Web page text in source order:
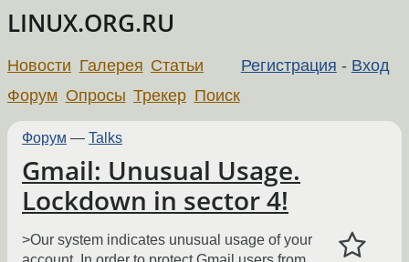
LINUX.ORG.RU
Регистрация - Вход
Новости Галерея Статьи
Форум Опросы Трекер Поиск
Форум — Talks
Gmail: Unusual Usage.
Lockdown in sector 4!
>Our system indicates unusual usage of your